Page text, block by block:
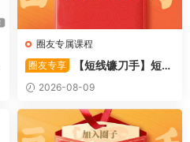
圈友专属课程
圈友专享
【短线镰刀手】短线
镰刀手《强者恒强战法模型》
合集文章+指标
2026-08-09